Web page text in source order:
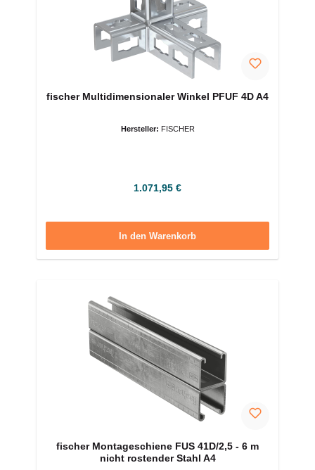
fischer Multidimensionaler Winkel PFUF 4D A4
Hersteller: FISCHER
Regulärer Preis:
1.071,95 €
In den Warenkorb
fischer Montageschiene FUS 41D/2,5 - 6 m
nicht rostender Stahl A4